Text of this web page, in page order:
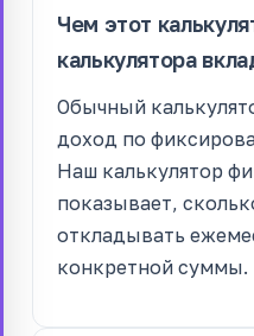
Чем этот
калькулятора
Обычный
доход по
Наш калькулятор
показывает,
откладывать
конкретной суммы.